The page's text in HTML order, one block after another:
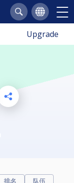
Upgrade
排名
队伍